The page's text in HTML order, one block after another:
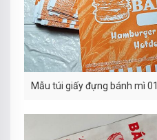
Mẫu túi giấy đựng bánh mì 01